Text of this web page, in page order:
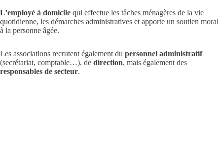
L’employé à domicile qui effectue les tâches ménagères de la vie
quotidienne, les démarches administratives et apporte un soutien moral
à la personne âgée.
Les associations recrutent également du personnel administratif
(secrétariat, comptable…), de direction, mais également des
responsables de secteur.